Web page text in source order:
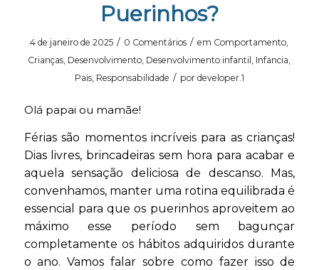
Puerinhos?
4 de janeiro de 2025 / 0 Comentários / em Comportamento,
Crianças, Desenvolvimento, Desenvolvimento infantil , Infancia,
Pais, Responsabilidade / por developer.1
Olá papai ou mamãe!
Férias são momentos incríveis para as crianças!
Dias livres, brincadeiras sem hora para acabar e
aquela sensação deliciosa de descanso. Mas,
convenhamos, manter uma rotina equilibrada é
essencial para que os puerinhos aproveitem ao
máximo esse período sem bagunçar
completamente os hábitos adquiridos durante
o ano. Vamos falar sobre como fazer isso de